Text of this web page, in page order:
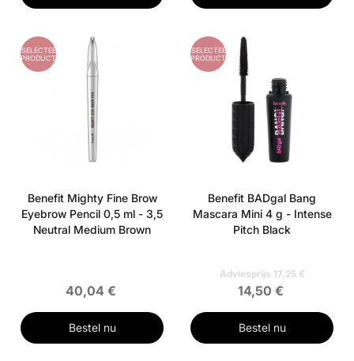
GESELECTEERD
PRODUCT
Benefit Mighty Fine Brow
Eyebrow Pencil 0,5 ml - 3,5
Neutral Medium Brown
40,04 €
Bestel nu
GESELECTEERD
PRODUCT
Benefit BADgal Bang
Mascara Mini 4 g - Intense
Pitch Black
Adviesprijs 17,25 €
14,50 €
Bestel nu